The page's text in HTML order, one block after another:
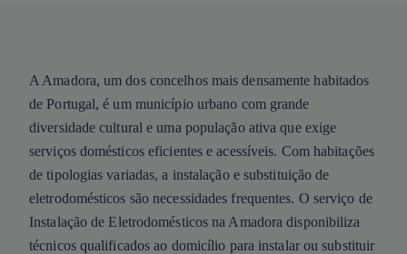
A Amadora, um dos concelhos mais densamente habitados
de Portugal, é um município urbano com grande
diversidade cultural e uma população ativa que exige
serviços domésticos eficientes e acessíveis. Com habitações
de tipologias variadas, a instalação e substituição de
eletrodomésticos são necessidades frequentes. O serviço de
Instalação de Eletrodomésticos na Amadora disponibiliza
técnicos qualificados ao domicílio para instalar ou substituir